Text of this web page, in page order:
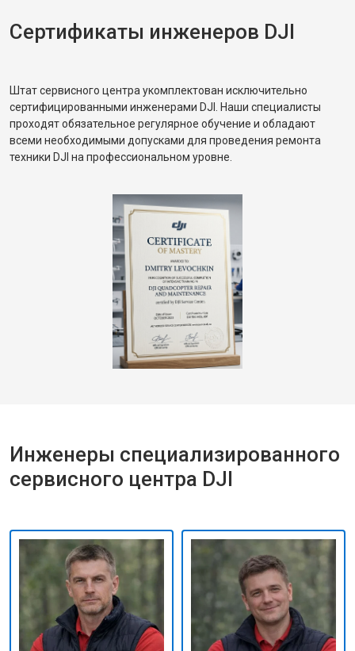
Сертификаты инженеров DJI
Штат сервисного центра укомплектован исключительно
сертифицированными инженерами DJI. Наши специалисты
проходят обязательное регулярное обучение и обладают
всеми необходимыми допусками для проведения ремонта
техники DJI на профессиональном уровне.
Инженеры специализированного
сервисного центра DJI